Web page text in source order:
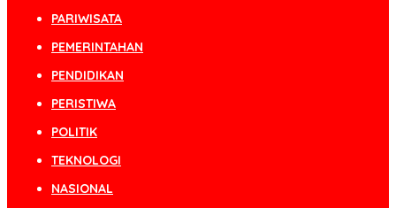
PARIWISATA
PEMERINTAHAN
PENDIDIKAN
PERISTIWA
POLITIK
TEKNOLOGI
NASIONAL